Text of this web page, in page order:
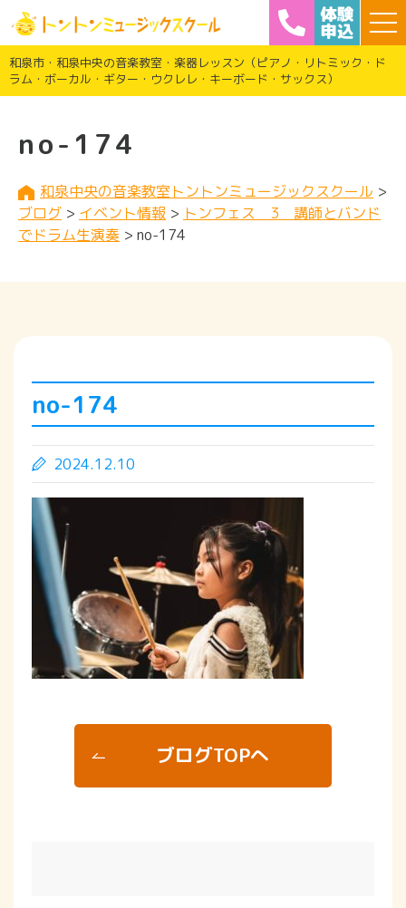
和泉市・和泉中央の音楽教室・楽器レッスン（ピアノ・リトミック・ド
ラム・ボーカル・ギター・ウクレレ・キーボード・サックス）
no-174
和泉中央の音楽教室トントンミュージックスクール >
ブログ > イベント情報 > トンフェス 3 講師とバンド
でドラム生演奏 > no-174
no-174
2024.12.10
ブログTOPへ